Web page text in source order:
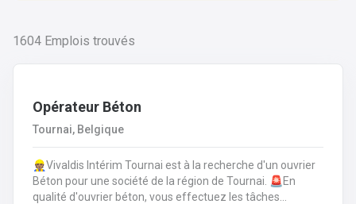
1604 Emplois trouvés
Opérateur Béton
Tournai, Belgique
👷🏽Vivaldis Intérim Tournai est à la recherche d'un ouvrier
Béton pour une société de la région de Tournai. 🚨En
qualité d'ouvrier béton, vous effectuez les tâches